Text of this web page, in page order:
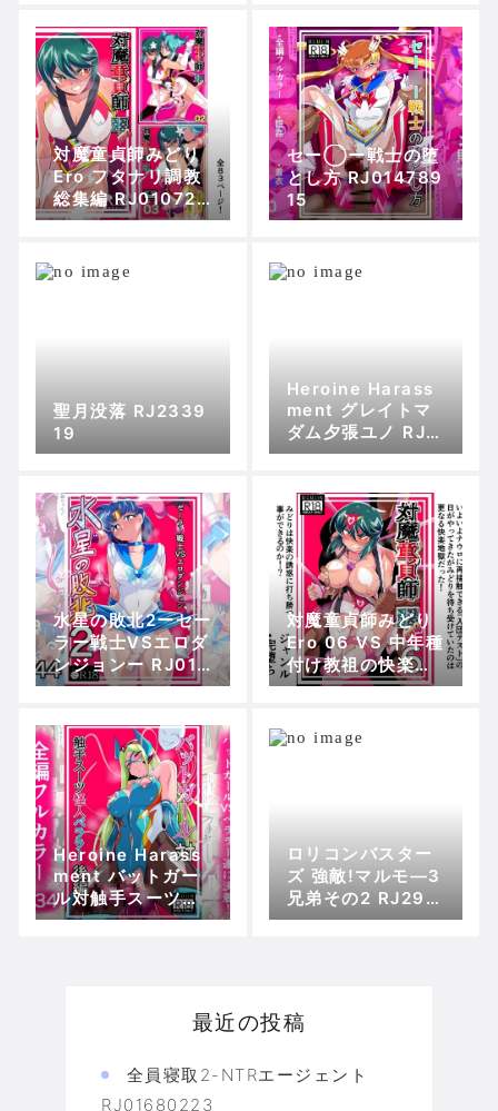
対魔童貞師みどり
Ero フタナリ調教
総集編 RJ010722
57
セー◯ー戦士の堕
とし方 RJ014789
15
聖月没落 RJ2339
19
Heroine Harass
ment グレイトマ
ダム夕張ユノ RJ2
41132
水星の敗北2ーセー
ラー戦士VSエロダ
ンジョンー RJ012
81748
対魔童貞師みどり
Ero 06 VS 中年種
付け教祖の快楽入
団試験! RJ01248
Heroine Harass
ment バットガー
ル対触手スーツ怪
人ベララー 後編 R
ロリコンバスター
ズ 強敵!マルモ―3
兄弟その2 RJ297
444
最近の投稿
全員寝取2-NTRエージェント
RJ01680223